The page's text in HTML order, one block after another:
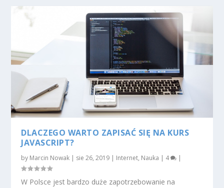
DLACZEGO WARTO ZAPISAĆ SIĘ NA KURS
JAVASCRIPT?
by Marcin Nowak | sie 26, 2019 | Internet, Nauka | 4 |
W Polsce jest bardzo duże zapotrzebowanie na